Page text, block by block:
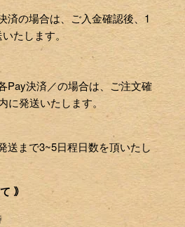
済の場合は、ご入金確認後、1
たします。
Pay決済／の場合は、ご注文確
に発送いたします。
送まで3~5日程日数を頂いたし
｠